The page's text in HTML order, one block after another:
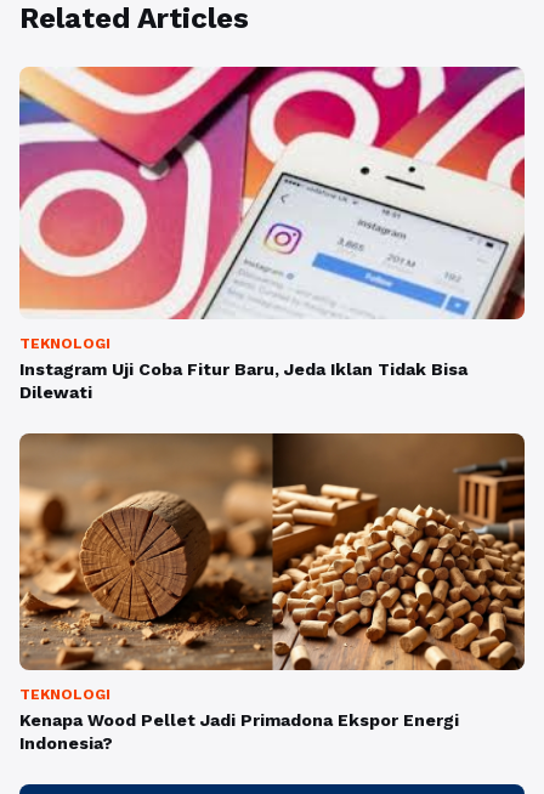
Related Articles
TEKNOLOGI
Instagram Uji Coba Fitur Baru, Jeda Iklan Tidak Bisa
Dilewati
TEKNOLOGI
Kenapa Wood Pellet Jadi Primadona Ekspor Energi
Indonesia?